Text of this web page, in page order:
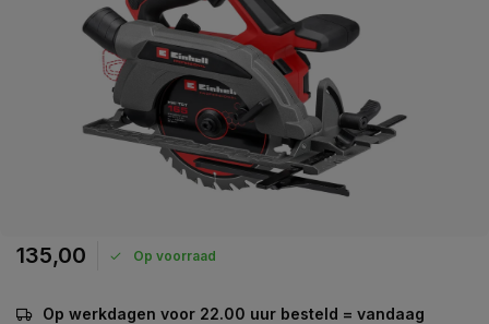
135,00 Op voorraad
Op werkdagen voor 22.00 uur besteld = vandaag